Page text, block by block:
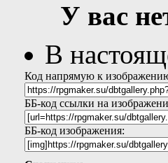
У вас
В
Код напрямую к
ББ-код ссылки на
ББ-код изображения: